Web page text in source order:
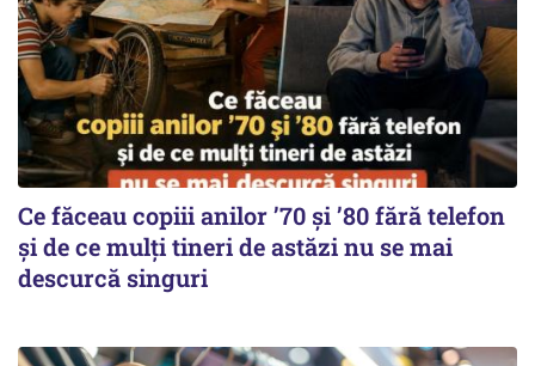
Ce făceau copiii anilor ’70 și ’80 fără telefon
și de ce mulți tineri de astăzi nu se mai
descurcă singuri